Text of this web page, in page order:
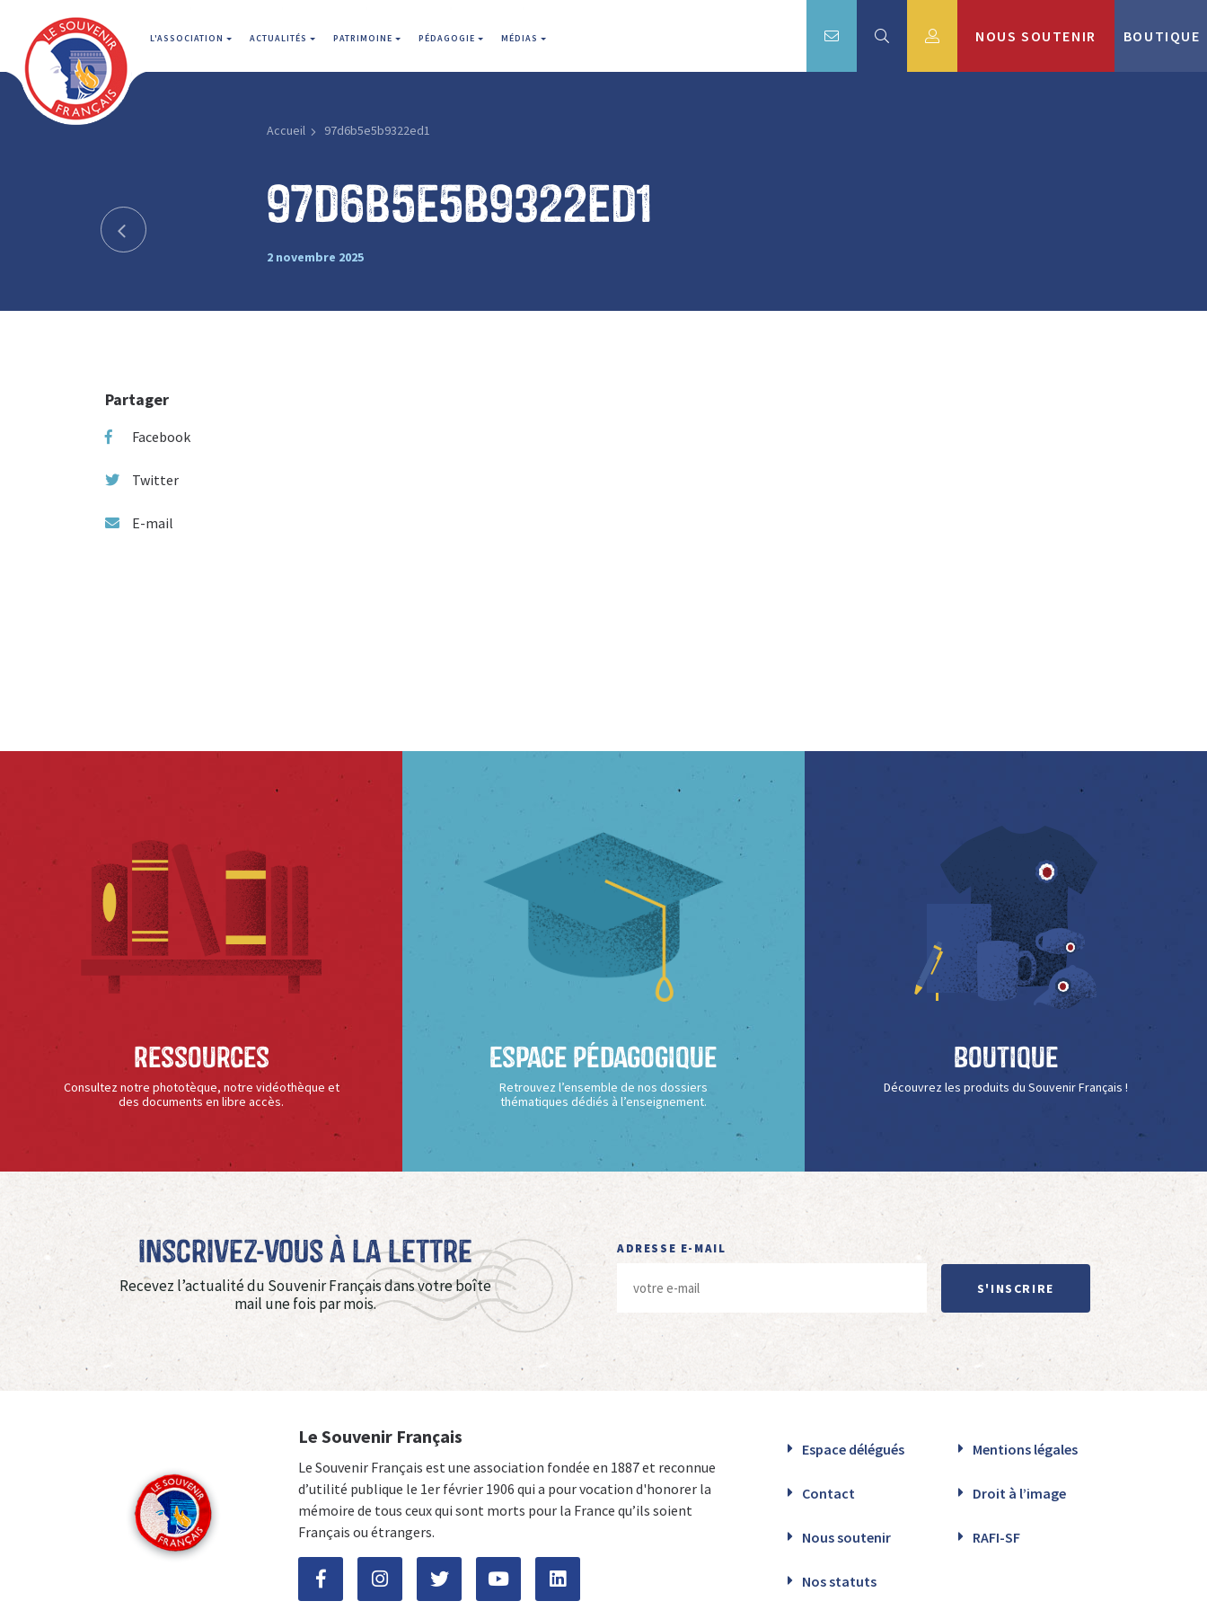
L'ASSOCIATION ACTUALITÉS PATRIMOINE PÉDAGOGIE MÉDIAS NOUS SOUTENIR BOUTIQUE
Accueil 97d6b5e5b9322ed1
97d6b5e5b9322ed1
2 novembre 2025
Partager
Facebook
Twitter
E-mail
Ressources
Consultez notre phototèque, notre vidéothèque et
des documents en libre accès.
Espace Pédagogique
Retrouvez l’ensemble de nos dossiers
thématiques dédiés à l’enseignement.
Boutique
Découvrez les produits du Souvenir Français !
Inscrivez-vous à La Lettre
Recevez l’actualité du Souvenir Français dans votre boîte
mail une fois par mois.
ADRESSE E-MAIL
S'INSCRIRE
Le Souvenir Français
Le Souvenir Français est une association fondée en 1887 et reconnue
d’utilité publique le 1er février 1906 qui a pour vocation d'honorer la
mémoire de tous ceux qui sont morts pour la France qu’ils soient
Français ou étrangers.
Espace délégués Mentions légales
Contact Droit à l’image
Nous soutenir RAFI-SF
Nos statuts